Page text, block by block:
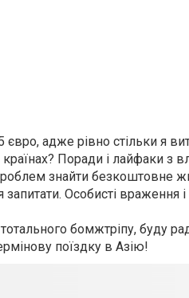
адже рівно стільки я
Поради і лайфаки з
знайти безкоштовне
Особисті враження
бомжтріпу, буду
поїздку в Азію!